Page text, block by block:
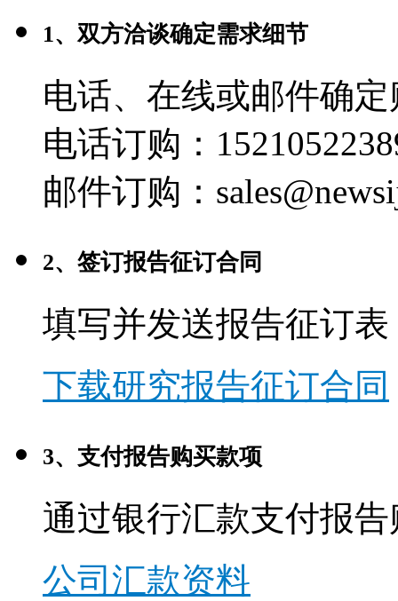
1、双方洽谈确定需求细节
电话、在线或邮件确
电话订购：
邮件订购：
2、签订报告征订合同
填写并发送报告征订表
下载研究报告征订合同
3、支付报告购买款项
通过银行汇款支付报
公司汇款资料